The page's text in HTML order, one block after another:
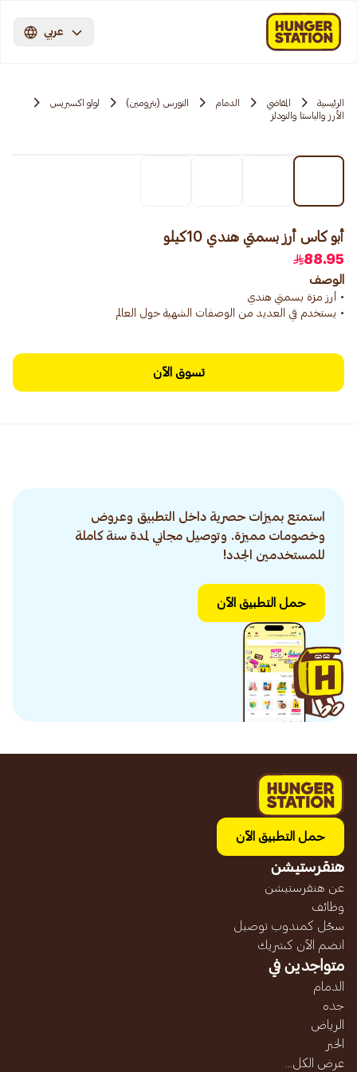
عربي
الرئيسية المقاضي الدمام النورس (بترومين)
لولو اكسبريس
الأرز والباستا والنودلز
أبو كاس أرز بسمتي هندي 10كيلو
88.95
الوصف
• يستخدم في العديد من الوصفات الشهية حول العالم
تسوق الآن
استمتع بميزات حصرية داخل التطبيق وعروض
وخصومات مميزة. وتوصيل مجاني لمدة سنة كاملة
للمستخدمين الجدد!
حمل التطبيق الآن
حمل التطبيق الآن
هنقرستيشن
عن هنقرستيشن
وظائف
سجّل كمندوب توصيل
انضم الآن كشريك
متواجدين في
الدمام
جده
الرياض
الخبر
عرض الكل...